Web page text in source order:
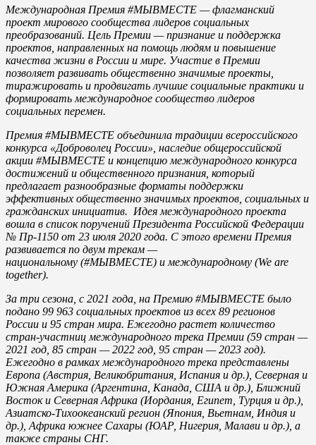
Международная Премия #МЫВМЕСТЕ — флагманский
проект мирового сообщества лидеров социальных
преобразований. Цель Премии — признание и поддержка
проектов, направленных на помощь людям и повышение
качества жизни в России и мире. Участие в Премии
позволяет развивать общественно значимые проекты,
тиражировать и продвигать лучшие социальные практики и
формировать международное сообщество лидеров
социальных перемен.
Премия #МЫВМЕСТЕ объединила традиции всероссийского
конкурса «Доброволец России», наследие общероссийской
акции #МЫВМЕСТЕ и концепцию международного конкурса
достижений и общественного признания, который
предлагает разнообразные форматы поддержки
эффективных общественно значимых проектов, социальных и
гражданских инициатив. Идея международного проекта
вошла в список поручений Президента Российской Федерации
№ Пр-1150 от 23 июля 2020 года. С этого времени Премия
развивается по двум трекам —
национальному (#МЫВМЕСТЕ) и международному (We are
together).
За три сезона, с 2021 года, на Премию #МЫВМЕСТЕ было
подано 99 963 социальных проектов из всех 89 регионов
России и 95 стран мира. Ежегодно растет количество
стран-участниц международного трека Премии (59 стран —
2021 год, 85 стран — 2022 год, 95 стран — 2023 год).
Ежегодно в рамках международного трека представлены
Европа (Австрия, Великобритания, Испания и др.), Северная и
Южная Америка (Аргентина, Канада, США и др.), Ближний
Восток и Северная Африка (Иордания, Египет, Турция и др.),
Азиатско-Тихоокеанский регион (Япония, Вьетнам, Индия и
др.), Африка южнее Сахары (ЮАР, Нигерия, Малави и др.), а
также страны СНГ.